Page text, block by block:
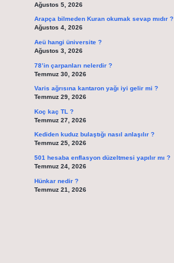
Ağustos 5, 2026
Arapça bilmeden Kuran okumak sevap mıdır ?
Ağustos 4, 2026
Aeü hangi üniversite ?
Ağustos 3, 2026
78’in çarpanları nelerdir ?
Temmuz 30, 2026
Varis ağrısına kantaron yağı iyi gelir mi ?
Temmuz 29, 2026
Koç kaç TL ?
Temmuz 27, 2026
Kediden kuduz bulaştığı nasıl anlaşılır ?
Temmuz 25, 2026
501 hesaba enflasyon düzeltmesi yapılır mı ?
Temmuz 24, 2026
Hünkar nedir ?
Temmuz 21, 2026